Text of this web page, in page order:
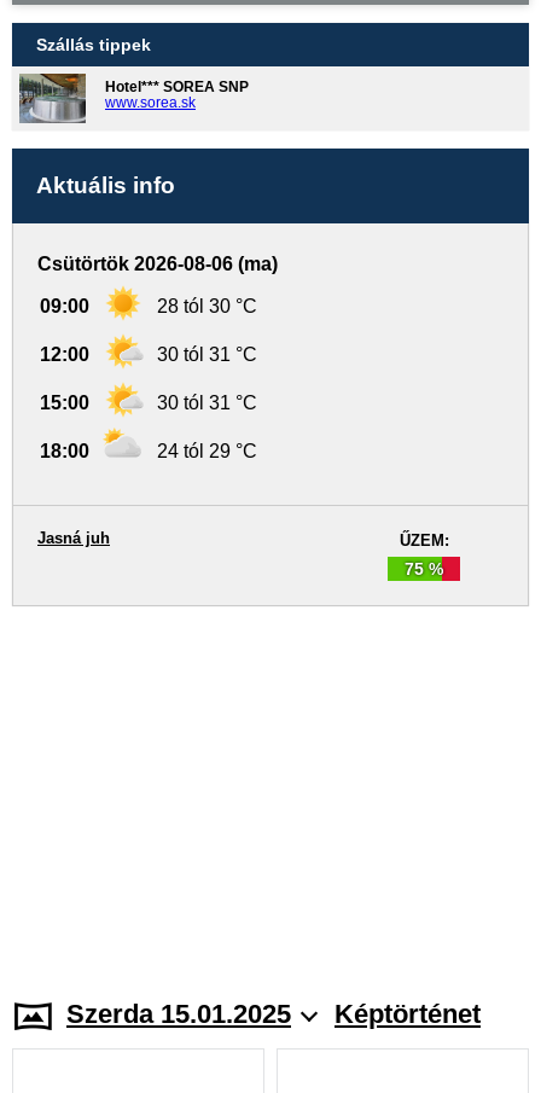
Szállás tippek
Hotel*** SOREA SNP
www.sorea.sk
Aktuális info
Csütörtök 2026-08-06 (ma)
09:00 28 tól 30 °C
12:00 30 tól 31 °C
15:00 30 tól 31 °C
18:00 24 tól 29 °C
ŰZEM:
75 %
Jasná juh
Szerda 15.01.2025 Képtörténet